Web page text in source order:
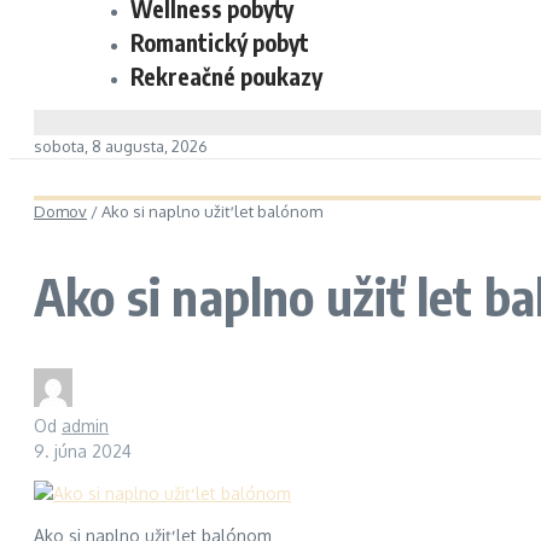
Wellness pobyty
Romantický pobyt
Rekreačné poukazy
sobota, 8 augusta, 2026
Domov /Ako si naplno užiť let balónom
Ako si naplno užiť let
Od admin
9. júna 2024
Ako si naplno užiť let balónom